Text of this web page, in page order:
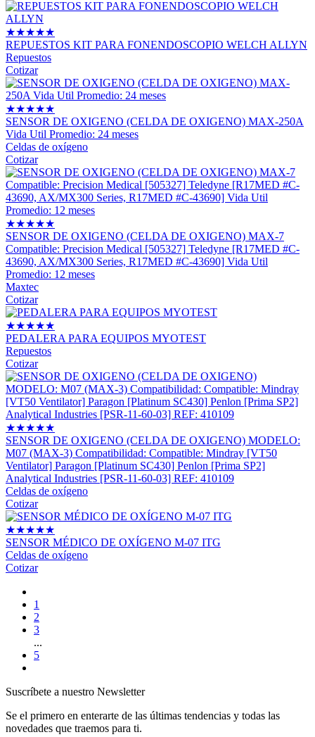
★★★★★
REPUESTOS KIT PARA FONENDOSCOPIO WELCH ALLYN
Repuestos
Cotizar
★★★★★
SENSOR DE OXIGENO (CELDA DE OXIGENO) MAX-250A
Vida Util Promedio: 24 meses
Celdas de oxígeno
Cotizar
★★★★★
SENSOR DE OXIGENO (CELDA DE OXIGENO) MAX-7
Compatible: Precision Medical [505327] Teledyne [R17MED #C-
43690, AX/MX300 Series, R17MED #C-43690] Vida Util
Promedio: 12 meses
Maxtec
Cotizar
★★★★★
PEDALERA PARA EQUIPOS MYOTEST
Repuestos
Cotizar
★★★★★
SENSOR DE OXIGENO (CELDA DE OXIGENO) MODELO:
M07 (MAX-3) Compatibilidad: Compatible: Mindray [VT50
Ventilator] Paragon [Platinum SC430] Penlon [Prima SP2]
Analytical Industries [PSR-11-60-03] REF: 410109
Celdas de oxígeno
Cotizar
★★★★★
SENSOR MÉDICO DE OXÍGENO M-07 ITG
Celdas de oxígeno
Cotizar
1
2
3
...
5
Suscríbete a nuestro Newsletter
Se el primero en enterarte de las últimas tendencias y todas las
novedades que traemos para ti.